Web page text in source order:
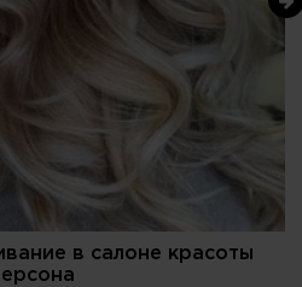
в салоне красоты